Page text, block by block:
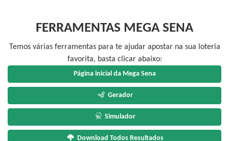
FERRAMENTAS MEGA SENA
Temos várias ferramentas para te ajudar apostar na sua loteria
favorita, basta clicar abaixo:
Página inicial da Mega Sena
Gerador
Simulador
Download Todos Resultados